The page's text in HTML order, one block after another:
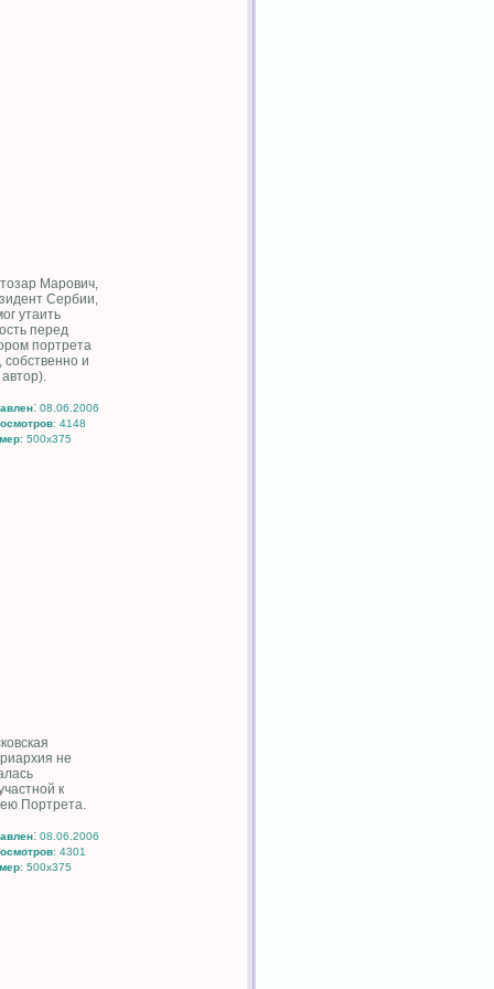
Марович,
Сербии,
утаить
перед
портрета
собственно и
: 08.06.2006
: 4148
: 500x375
не
к
Портрета.
: 08.06.2006
: 4301
: 500x375